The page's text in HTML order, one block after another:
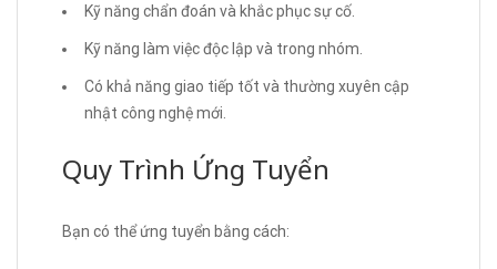
Kỹ năng chẩn đoán và khắc phục sự cố.
Kỹ năng làm việc độc lập và trong nhóm.
Có khả năng giao tiếp tốt và thường xuyên cập
nhật công nghệ mới.
Quy Trình Ứng Tuyển
Bạn có thể ứng tuyển bằng cách: